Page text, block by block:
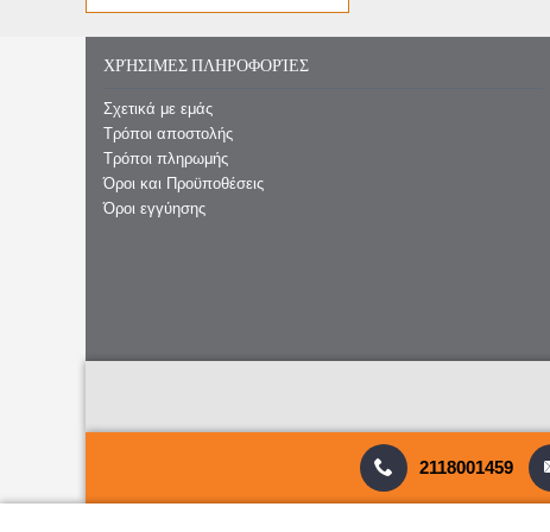
ΧΡΉΣΙΜΕΣ ΠΛΗΡΟΦΟΡΊΕΣ
Σχετικά με εμάς
Τρόποι αποστολής
Τρόποι πληρωμής
Όροι και Προϋποθέσεις
Όροι εγγύησης
2118001459